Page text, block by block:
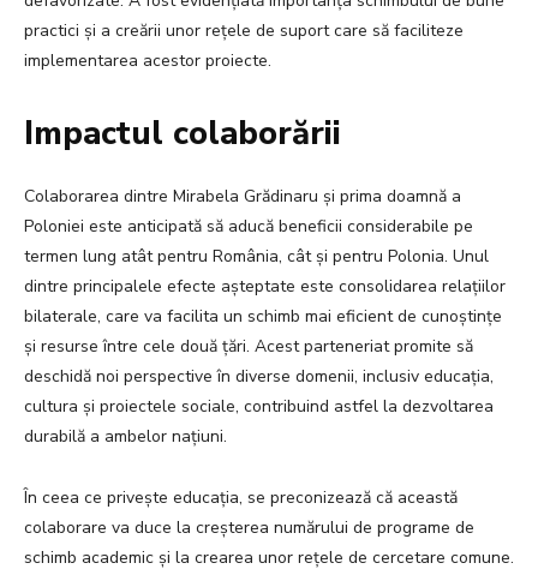
practici și a creării unor rețele de suport care să faciliteze
implementarea acestor proiecte.
Impactul colaborării
Colaborarea dintre Mirabela Grădinaru și prima doamnă a
Poloniei este anticipată să aducă beneficii considerabile pe
termen lung atât pentru România, cât și pentru Polonia. Unul
dintre principalele efecte așteptate este consolidarea relațiilor
bilaterale, care va facilita un schimb mai eficient de cunoștințe
și resurse între cele două țări. Acest parteneriat promite să
deschidă noi perspective în diverse domenii, inclusiv educația,
cultura și proiectele sociale, contribuind astfel la dezvoltarea
durabilă a ambelor națiuni.
În ceea ce privește educația, se preconizează că această
colaborare va duce la creșterea numărului de programe de
schimb academic și la crearea unor rețele de cercetare comune.